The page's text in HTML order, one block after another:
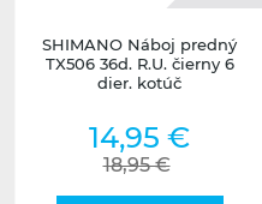
SHIMANO Náboj predný
TX506 36d. R.U. čierny 6
dier. kotúč
14,95 €
18,95 €